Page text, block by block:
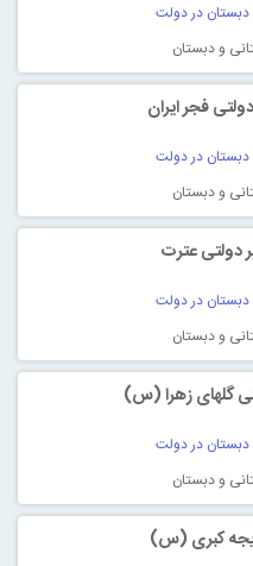
در دولت
و دبستان
فجر ایران
در دولت
و دبستان
دولتی عترت
در دولت
و دبستان
گلهای زهرا (س)
در دولت
و دبستان
کبری (س)